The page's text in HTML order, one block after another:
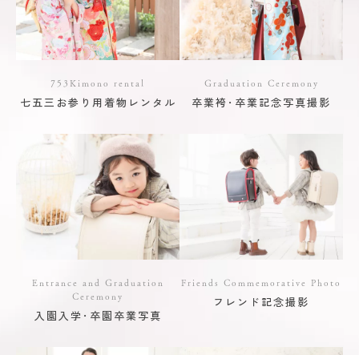
753Kimono rental
七五三お参り用着物レンタル
Graduation Ceremony
卒業袴･卒業記念写真撮影
Entrance and Graduation
Ceremony
入園入学･卒園卒業写真
Friends Commemorative Photo
フレンド記念撮影